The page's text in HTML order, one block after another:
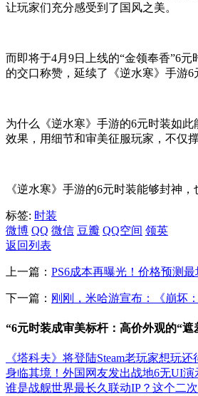
让玩家们充分感受到了国风之美。
而即将于4月9日上线的“金领奉香”6
的交口称赞，延续了《逆水寒》手游6
为什么《逆水寒》手游的6元时装如
效果，用细节和审美征服玩家，不仅
《逆水寒》手游的6元时装能够封神
标签: 时装
微博 QQ 微信 豆瓣 QQ空间 领英
返回列表
上一篇： PS6成本再曝光！价格预测
下一篇： 刚刚，米哈游宣布：《崩坏
“6元时装成审美标杆：高价外观的“
《塔科夫》将登陆Steam老玩家想玩
身临其境！外国网友发出战地6无UI演
谁是战舰世界最长久联动IP？这个二